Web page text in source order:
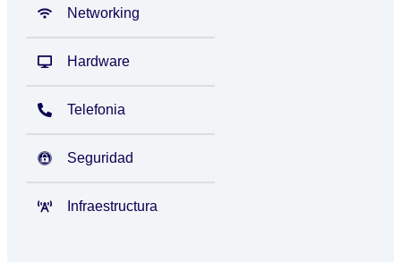
Networking
Hardware
Telefonia
Seguridad
Infraestructura